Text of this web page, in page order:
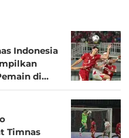
Indonesia
di
Timnas